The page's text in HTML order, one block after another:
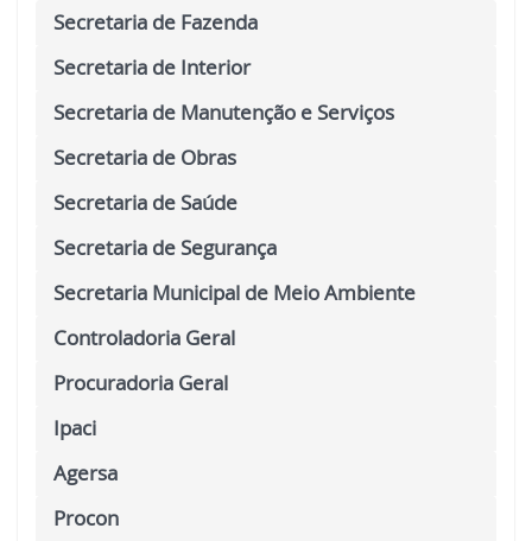
Secretaria de Fazenda
Secretaria de Interior
Secretaria de Manutenção e Serviços
Secretaria de Obras
Secretaria de Saúde
Secretaria de Segurança
Secretaria Municipal de Meio Ambiente
Controladoria Geral
Procuradoria Geral
Ipaci
Agersa
Procon